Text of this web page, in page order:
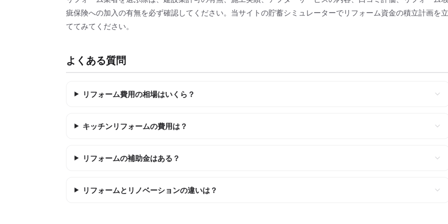
疵保険への加入の有無を必ず確認してください。当サイトの貯蓄シミュレーターでリフォーム資金の積立計画を立
ててみてください。
よくある質問
リフォーム費用の相場はいくら？
キッチンリフォームの費用は？
リフォームの補助金はある？
リフォームとリノベーションの違いは？